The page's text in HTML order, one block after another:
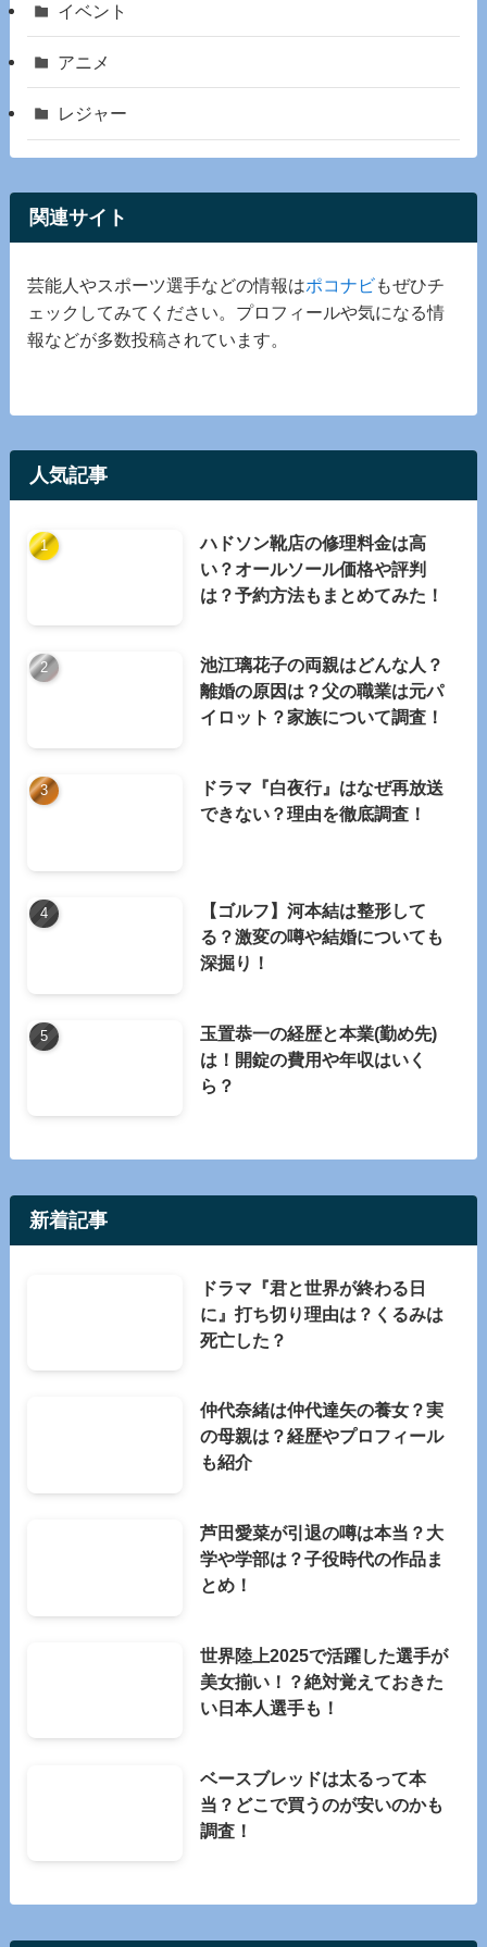
イベント
アニメ
レジャー
関連サイト
芸能人やスポーツ選手などの情報はポコナビもぜひチ
ェックしてみてください。プロフィールや気になる情
報などが多数投稿されています。
人気記事
ハドソン靴店の修理料金は高
い？オールソール価格や評判
は？予約方法もまとめてみた！
池江璃花子の両親はどんな人？
離婚の原因は？父の職業は元パ
イロット？家族について調査！
ドラマ『白夜行』はなぜ再放送
できない？理由を徹底調査！
【ゴルフ】河本結は整形して
る？激変の噂や結婚についても
深掘り！
玉置恭一の経歴と本業(勤め先)
は！開錠の費用や年収はいく
ら？
新着記事
ドラマ『君と世界が終わる日
に』打ち切り理由は？くるみは
死亡した？
仲代奈緒は仲代達矢の養女？実
の母親は？経歴やプロフィール
も紹介
芦田愛菜が引退の噂は本当？大
学や学部は？子役時代の作品ま
とめ！
世界陸上2025で活躍した選手が
美女揃い！？絶対覚えておきた
い日本人選手も！
ベースブレッドは太るって本
当？どこで買うのが安いのかも
調査！